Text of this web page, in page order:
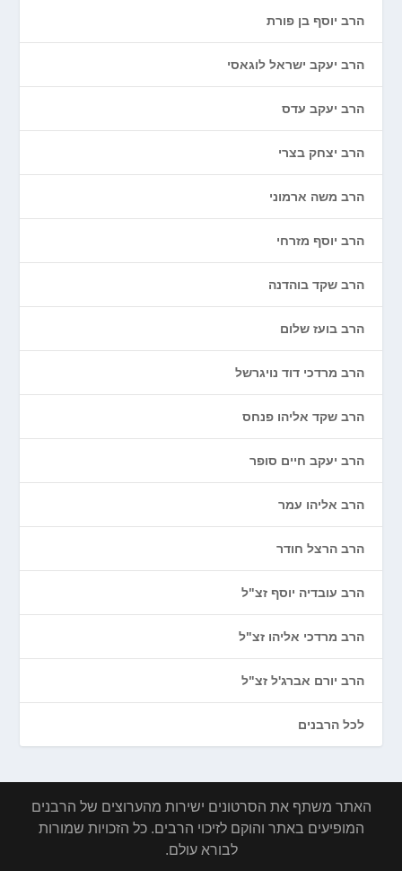
הרב יוסף בן פורת
הרב יעקב ישראל לוגאסי
הרב יעקב עדס
הרב יצחק בצרי
הרב משה ארמוני
הרב יוסף מזרחי
הרב שקד בוהדנה
הרב בועז שלום
הרב מרדכי דוד נויגרשל
הרב שקד אליהו פנחס
הרב יעקב חיים סופר
הרב אליהו עמר
הרב הרצל חודר
הרב עובדיה יוסף זצ"ל
הרב מרדכי אליהו זצ"ל
הרב יורם אברג'ל זצ"ל
לכל הרבנים
האתר משתף את הסרטונים ישירות מהערוצים של הרבנים
המופיעים באתר והוקם לזיכוי הרבים. כל הזכויות שמורות
לבורא עולם.